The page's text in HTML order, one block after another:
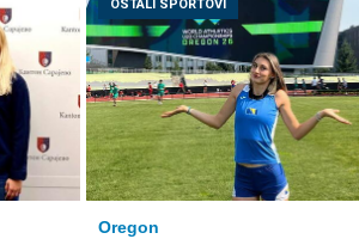
OSTALI SPORTOVI
Oregon